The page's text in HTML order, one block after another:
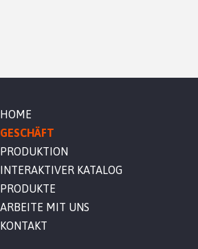
HOME
GESCHÄFT
PRODUKTION
INTERAKTIVER KATALOG
PRODUKTE
ARBEITE MIT UNS
KONTAKT